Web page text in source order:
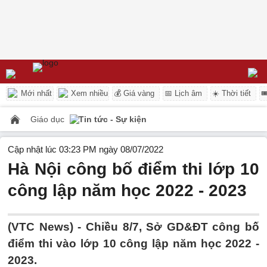
Mới nhất Xem nhiều 💰 Giá vàng 📅 Lịch âm ☀️ Thời tiết
Giáo dục Tin tức - Sự kiện
Cập nhật lúc 03:23 PM ngày 08/07/2022
Hà Nội công bố điểm thi lớp 10
công lập năm học 2022 - 2023
(VTC News) - Chiều 8/7, Sở GD&ĐT công bố
điểm thi vào lớp 10 công lập năm học 2022 -
2023.